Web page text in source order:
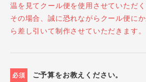
温を見てクール便を使用させていただく
その場合、誠に恐れながらクール便に
ら差し引いて制作させていただきます。
必須 ご予算をお教えください。